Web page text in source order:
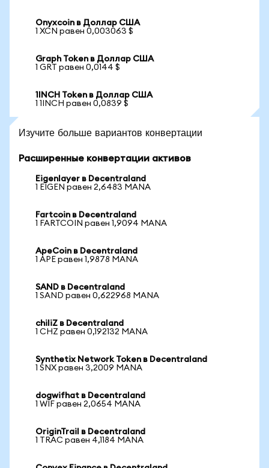
Onyxcoin в Доллар США
1 XCN равен 0,003063 $
Graph Token в Доллар США
1 GRT равен 0,0144 $
1INCH Token в Доллар США
1 1INCH равен 0,0839 $
Изучите больше вариантов конвертации
Расширенные конвертации активов
Eigenlayer в Decentraland
1 EIGEN равен 2,6483 MANA
Fartcoin в Decentraland
1 FARTCOIN равен 1,9094 MANA
ApeCoin в Decentraland
1 APE равен 1,9878 MANA
SAND в Decentraland
1 SAND равен 0,622968 MANA
chiliZ в Decentraland
1 CHZ равен 0,192132 MANA
Synthetix Network Token в Decentraland
1 SNX равен 3,2009 MANA
dogwifhat в Decentraland
1 WIF равен 2,0654 MANA
OriginTrail в Decentraland
1 TRAC равен 4,1184 MANA